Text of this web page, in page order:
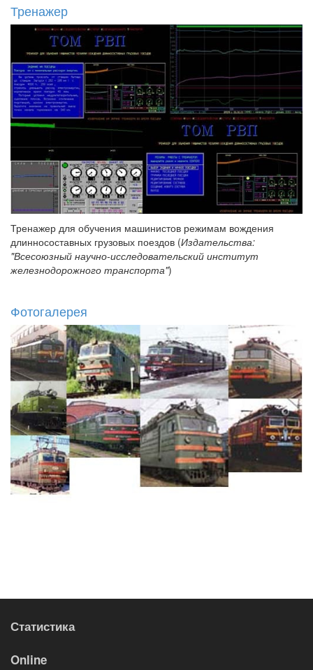
Тренажер
Тренажер для обучения машинистов режимам вождения
длинносоставных грузовых поездов (Издательства:
"Всесоюзный научно-исследовательский институт
железнодорожного транспорта")
Фотогалерея
Статистика
Online